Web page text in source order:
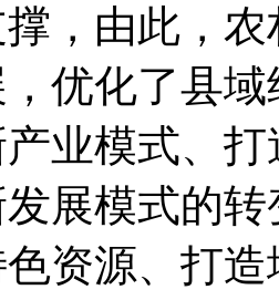
，由此，
优化了县
业模式、
展模式的
资源、打